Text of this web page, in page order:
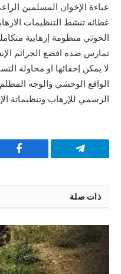
عباءة الإخوان المسلمين
غطائه تنشط التنظيمات
الحوثي منظومة إرهابية
تمارس ضده افضع الجرائم
لا يمكن إخفائها او محاولة
الواقع الوحشي والوجه
الرسمي للإرهاب وتنظيماتة
تيلقرام
ذات صلة